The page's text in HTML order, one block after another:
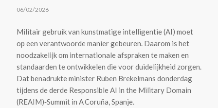
06/02/2026
Militair gebruik van kunstmatige intelligentie (AI) moet
op een verantwoorde manier gebeuren. Daarom is het
noodzakelijk om internationale afspraken te maken en
standaarden te ontwikkelen die voor duidelijkheid zorgen.
Dat benadrukte minister Ruben Brekelmans donderdag
tijdens de derde Responsible AI in the Military Domain
(REAIM)‑Summit in A Coruña, Spanje.